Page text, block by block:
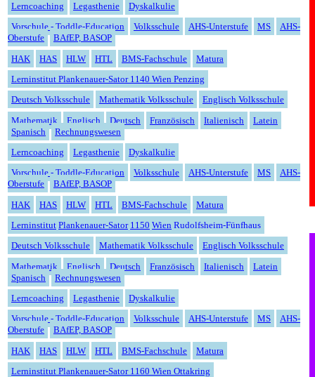
Lerncoaching Legasthenie
Dyskalkulie
Vorschule - Toddle-Education
Volksschule AHS-Unterstufe MS
AHS-
Oberstufe
BAfEP, BASOP
HAK
HAS HLW HTL BMS-Fachschule
Matura
Lerninstitut Plankenauer-Sator 1140 Wien Penzing
Deutsch Volksschule
Mathematik Volksschule
Englisch Volksschule
Mathematik
Englisch Deutsch Französisch Italienisch
Latein
Spanisch
Rechnungswesen
Lerncoaching
Legasthenie
Dyskalkulie
Vorschule - Toddle-Education
Volksschule AHS-Unterstufe MS
AHS-
Oberstufe
BAfEP, BASOP
HAK
HAS HLW HTL BMS-Fachschule
Matura
Lerninstitut Plankenauer-Sator 1150 Wien Rudolfsheim-Fünfhaus
Deutsch Volksschule
Mathematik Volksschule
Englisch Volksschule
Mathematik
Englisch Deutsch Französisch Italienisch
Latein
Spanisch
Rechnungswesen
Lerncoaching
Legasthenie
Dyskalkulie
Vorschule - Toddle-Education
Volksschule AHS-Unterstufe MS
AHS-
Oberstufe
BAfEP, BASOP
HAK
HAS HLW HTL BMS-Fachschule
Matura
Lerninstitut Plankenauer-Sator 1160 Wien Ottakring